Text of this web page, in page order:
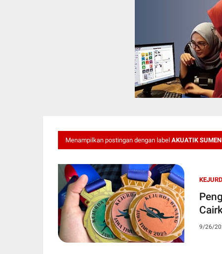
Menampilkan postingan dengan label AKUATIK
9/26/